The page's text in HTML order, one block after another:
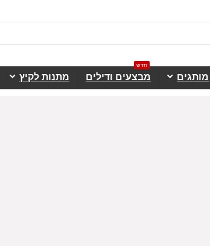
מותגים מבצעים ודילים
חדש
מתנות לקיץ